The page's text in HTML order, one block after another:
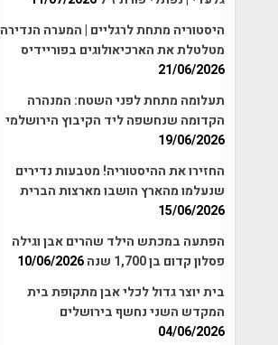
היסטוריה מתחת לרגליים | המערה הנדירה
מטלטלת את הארכיאולוגים בפוריידיס
21/06/2026
תעלומה מתחת לפני השטח: המנהרה
הקדומה שנחשפה ליד הקיבוץ הירושלמי
19/06/2026
החזירו את ההיסטוריה! מטבעות נדירים
שנעלמו מהארץ הושבו מארצות הברית
15/06/2026
הפתעה במכתש הילד שהרים אבן וגילה
פסלון קדום בן 1,700 שנה
10/06/2026
בית יוצר גדול לכלי אבן מתקופת בית
המקדש השני נחשף בירושלים
04/06/2026